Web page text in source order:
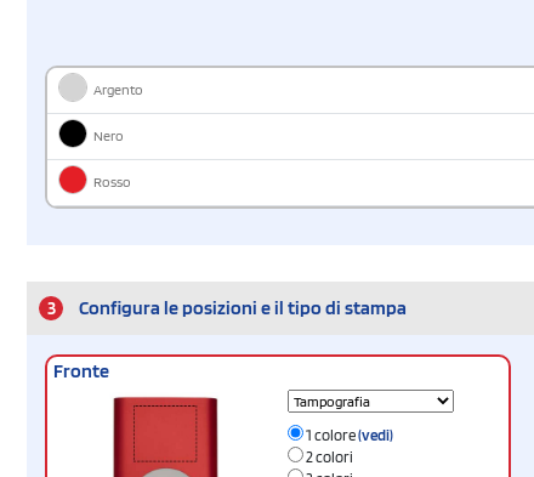
Argento
Nero
Rosso
3 Configura le posizioni e il tipo di stampa
Fronte
1 colore(vedi)
2 colori